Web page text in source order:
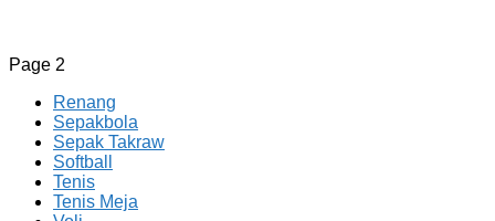
CV JAYA BERSAMA Co Id
Menyediakan Semua Perlengkapan Olahraga Yang
Page 2
Renang
Sepakbola
Sepak Takraw
Softball
Tenis
Tenis Meja